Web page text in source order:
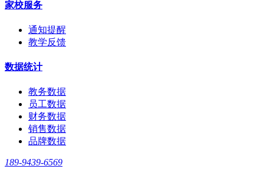
家校服务
通知提醒
教学反馈
数据统计
教务数据
员工数据
财务数据
销售数据
品牌数据
189-9439-6569